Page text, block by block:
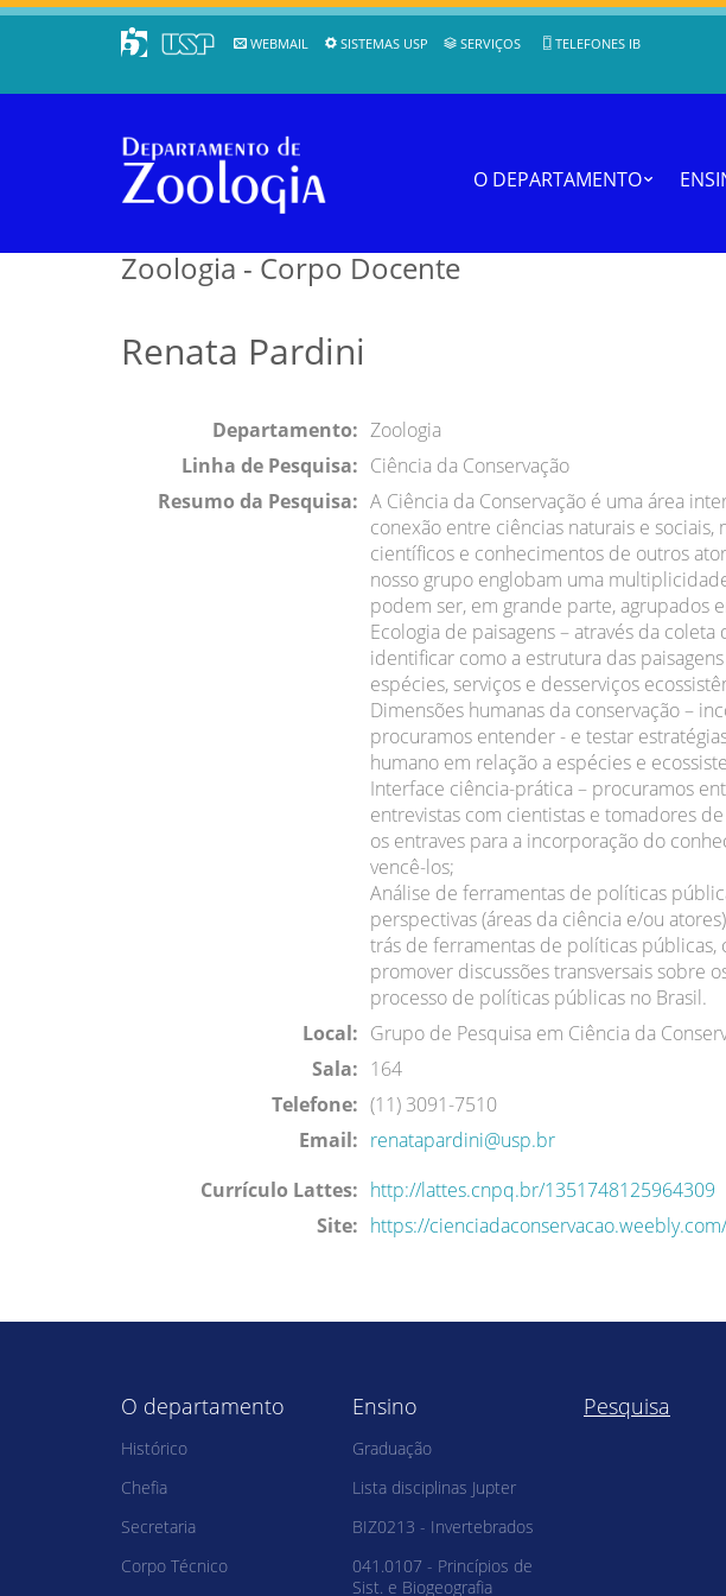
WEBMAIL SISTEMAS USP SERVIÇOS TELEFONES IB
O DEPARTAMENTO
Zoologia - Corpo Docente
Renata Pardini
Departamento: Zoologia
Linha de Pesquisa: Ciência da Conservação
Resumo da Pesquisa: A Ciência da Conservação é uma área
conexão entre ciências naturais e
científicos e conhecimentos de outros
nosso grupo englobam uma
podem ser, em grande parte, agrupados
Ecologia de paisagens – através da
identificar como a estrutura das
espécies, serviços e desserviços
Dimensões humanas da conservação –
procuramos entender - e testar
humano em relação a espécies e
Interface ciência-prática – procuramos
entrevistas com cientistas e tomadores
os entraves para a incorporação do
vencê-los;
Análise de ferramentas de políticas
perspectivas (áreas da ciência e/ou
trás de ferramentas de políticas públicas,
promover discussões transversais sobre
processo de políticas públicas no Brasil.
Local: Grupo de Pesquisa em Ciência da
Sala: 164
Telefone: (11) 3091-7510
Email: renatapardini@usp.br
Currículo Lattes: http://lattes.cnpq.br/1351748125964309
Site: https://cienciadaconservacao.weebly.com/
O departamento
Histórico
Chefia
Secretaria
Corpo Técnico
Ensino
Graduação
Lista disciplinas Jupter
BIZ0213 - Invertebrados
041.0107 - Princípios de
Sist. e Biogeografia
Pesquisa